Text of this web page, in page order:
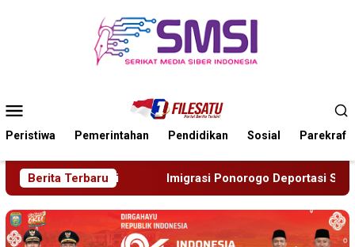
Mobile
Peristiwa Pemerintahan Pendidikan Sosial Parekraf
Berita Terbaru
Ponorogo Deportasi Satu WN Tiongkok Salahgunakan Ijin